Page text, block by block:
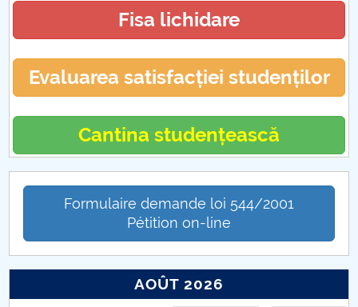
Fisa lichidare
Evaluarea satisfacției studenților
Cantina studențească
Formulaire demande loi 544/2001
Pétition on-line
AOÛT 2026